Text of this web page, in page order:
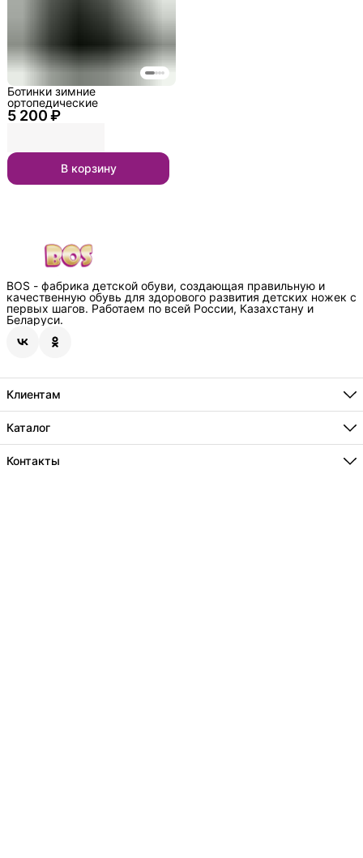
5 200 ₽
Ботинки зимние
ортопедические
В корзину
BOS - фабрика детской обуви, создающая правильную и
качественную обувь для здорового развития детских ножек с
первых шагов. Работаем по всей России, Казахстану и
Беларуси.
Клиентам
Способы оплаты
Где купить
Информация
Каталог
Бестселлеры
Новинки
Контакты